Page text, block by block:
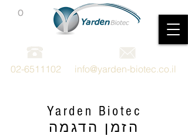
02-6511102 info@yarden-biotec.co.il
0
Yarden Biotec
הזמן הדגמה